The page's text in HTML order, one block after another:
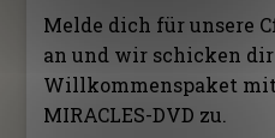
Melde dich für unsere
an und wir schicken
Willkommenspaket
MIRACLES-DVD zu.